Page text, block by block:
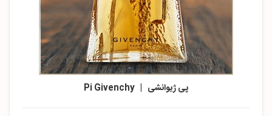
پی ژیوانشی | Pi Givenchy